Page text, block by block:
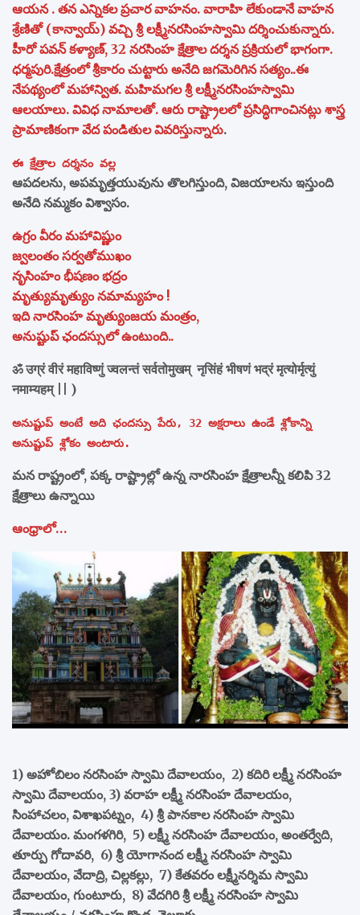
ఆయన . తన ఎన్నికల ప్రచార వాహనం. వారాహి లేకుండానే వాహన
శ్రేణితో (కాన్వాయ్) వచ్చి శ్రీ లక్ష్మీనరసింహస్వామి దర్శించుకున్నారు.
హీరో పవన్ కళ్యాణ్, 32 నరసింహ క్షేత్రాల దర్శన ప్రక్రియలో భాగంగా.
ధర్మపురి.క్షేత్రంలో శ్రీకారం చుట్టారు అనేది జగమెరిగిన సత్యం..ఈ
నేపథ్యంలో మహాన్విత. మహిమగల శ్రీ లక్ష్మీనరసింహస్వామి
ఆలయాలు. వివిధ నామాలతో. ఆరు రాష్ట్రాలలో ప్రసిద్ధిగాంచినట్లు శాస్త్ర
ప్రామాణికంగా వేద పండితుల వివరిస్తున్నారు.
ఈ క్షేత్రాల దర్శనం వల్ల
ఆపదలను, అపమృత్తయువును తొలగిస్తుంది, విజయాలను ఇస్తుంది
అనేది నమ్మకం విశ్వాసం.
ఉగ్రం వీరం మహావిష్ణుం
జ్వలంతం సర్వతోముఖం
నృసింహం భీషణం భద్రం
మృత్యుమృత్యుం నమామ్యహం !
ఇది నారసింహ మృత్యుంజయ మంత్రం,
అనుష్టుప్ ఛందస్సులో ఉంటుంది..
ॐ उग्रं वीरं महाविष्णुं ज्वलन्तं सर्वतोमुखम् नृसिंहं भीषणं भद्रं मृत्योर्मृत्युं
नमाम्यहम् || )
అనుష్టుప్ అంటే అది ఛందస్సు పేరు, 32 అక్షరాలు ఉండే శ్లోకాన్ని
అనుష్టుప్ శ్లోకం అంటారు.
మన రాష్ట్రంలో, పక్క రాష్ట్రాల్లో ఉన్న నారసింహ క్షేత్రాలన్నీ కలిపి 32
క్షేత్రాలు ఉన్నాయి
ఆంధ్రాలో…
1) అహోబిలం నరసింహ స్వామి దేవాలయం, 2) కదిరి లక్ష్మీ నరసింహ
స్వామి దేవాలయం, 3) వరాహ లక్ష్మీ నరసింహ దేవాలయం,
సింహాచలం, విశాఖపట్నం, 4) శ్రీ పానకాల నరసింహ స్వామి
దేవాలయం. మంగళగిరి, 5) లక్ష్మీ నరసింహ దేవాలయం, అంతర్వేది,
తూర్పు గోదావరి, 6) శ్రీ యోగానంద లక్ష్మీ నరసింహ స్వామి
దేవాలయం, వేదాద్రి, చిల్లకల్లు, 7) కేతవరం లక్ష్మీనర్శిమ స్వామి
దేవాలయం, గుంటూరు, 8) వేదగిరి శ్రీ లక్ష్మీ నరసింహ స్వామి